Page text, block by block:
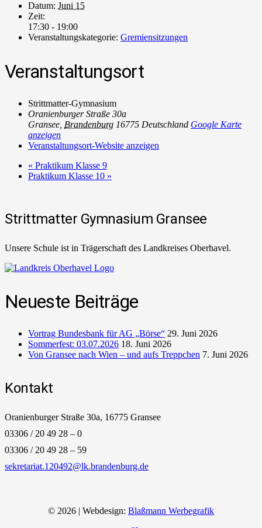
Datum: Juni 15
Zeit:
17:30 - 19:00
Veranstaltungskategorie: Gremiensitzungen
Veranstaltungsort
Strittmatter-Gymnasium
Oranienburger Straße 30a
Gransee Brandenburg 16775 Deutschland Google Karte
anzeigen
Veranstaltungsort-Website anzeigen
« Praktikum Klasse 9
Praktikum Klasse 10 »
Strittmatter Gymnasium Gransee
Unsere Schule ist in Trägerschaft des Landkreises Oberhavel.
Neueste Beiträge
Vortrag Bundesbank für AG „Börse“ 29. Juni 2026
Sommerfest: 03.07.2026 18. Juni 2026
Von Gransee nach Wien – und aufs Treppchen 7. Juni 2026
Kontakt
Oranienburger Straße 30a, 16775 Gransee
03306 / 20 49 28 – 0
03306 / 20 49 28 – 59
sekretariat.120492@lk.brandenburg.de
© 2026 | Webdesign: Blaßmann Werbegrafik